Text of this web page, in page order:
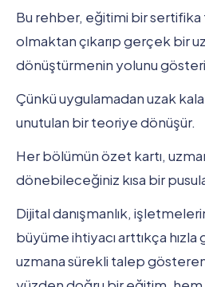
Bu rehber, eğitimi bir sertifika
olmaktan çıkarıp gerçek bir
dönüştürmenin yolunu
Çünkü uygulamadan uzak
unutulan bir teoriye dönüşür.
Her bölümün özet kartı,
dönebileceğiniz kısa bir
Dijital danışmanlık,
büyüme ihtiyacı arttıkça
uzmana sürekli talep